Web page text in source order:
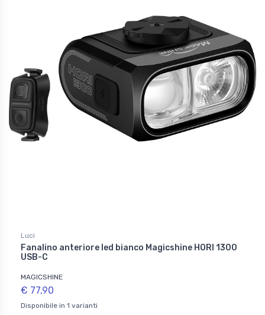
Luci
Fanalino anteriore led bianco Magicshine HORI 1300
USB-C
MAGICSHINE
€ 77,90
Disponibile in 1 varianti